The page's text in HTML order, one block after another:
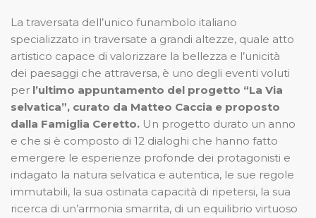
La traversata dell’unico funambolo italiano
specializzato in traversate a grandi altezze, quale atto
artistico capace di valorizzare la bellezza e l’unicità
dei paesaggi che attraversa, è uno degli eventi voluti
per l’ultimo appuntamento del progetto “La Via
selvatica”, curato da Matteo Caccia e proposto
dalla Famiglia Ceretto. Un progetto durato un anno
e che si è composto di 12 dialoghi che hanno fatto
emergere le esperienze profonde dei protagonisti e
indagato la natura selvatica e autentica, le sue regole
immutabili, la sua ostinata capacità di ripetersi, la sua
ricerca di un’armonia smarrita, di un equilibrio virtuoso